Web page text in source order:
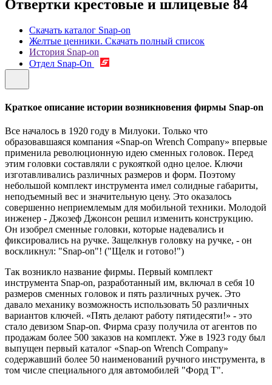
Отвертки крестовые и шлицевые 84
Скачать каталог Snap-on
Желтые ценники. Скачать полный список
История Snap-on
Отдел Snap-On
Краткое описание истории возникновения фирмы Snap-on
Все началось в 1920 году в Милуоки. Только что
образовавшаяся компания «Snap-on Wrench Company» впервые
применила революционную идею сменных головок. Перед
этим головки составляли с рукояткой одно целое. Ключи
изготавливались различных размеров и форм. Поэтому
небольшой комплект инструмента имел солидные габариты,
неподъемный вес и значительную цену. Это оказалось
совершенно неприемлемым для мобильной техники. Молодой
инженер - Джозеф Джонсон решил изменить конструкцию.
Он изобрел сменные головки, которые надевались и
фиксировались на ручке. Защелкнув головку на ручке, - он
воскликнул: "Snap-on"! ("Щелк и готово!")
Так возникло название фирмы. Первый комплект
инструмента Snap-on, разработанный им, включал в себя 10
размеров сменных головок и пять различных ручек. Это
давало механику возможность использовать 50 различных
вариантов ключей. «Пять делают работу пятидесяти!» - это
стало девизом Snap-on. Фирма сразу получила от агентов по
продажам более 500 заказов на комплект. Уже в 1923 году был
выпущен первый каталог «Snap-on Wrench Company»
содержавший более 50 наименований ручного инструмента, в
том числе специального для автомобилей "Форд Т".